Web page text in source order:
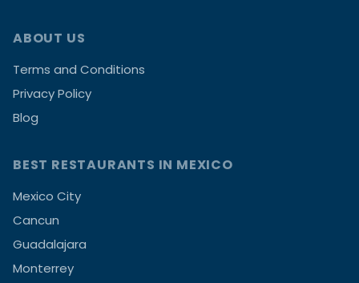
ABOUT US
Terms and Conditions
Privacy Policy
Blog
BEST RESTAURANTS IN MEXICO
Mexico City
Cancun
Guadalajara
Monterrey